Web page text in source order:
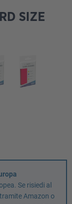
SIZE
Se risiedi al
Amazon o